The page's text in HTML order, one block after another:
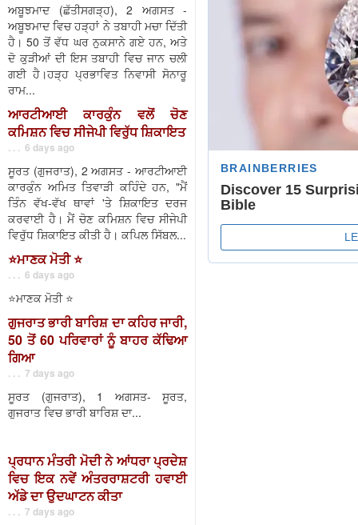
ਅਬੂਝਮਾਦ (ਛੱਤੀਸਗੜ੍ਹ), 2 ਅਗਸਤ -
ਅਬੂਝਮਾਦ ਵਿਚ ਹੜ੍ਹਾਂ ਨੇ ਤਬਾਹੀ ਮਚਾ ਦਿੱਤੀ
ਹੈ। 50 ਤੋਂ ਵੱਧ ਘਰ ਨੁਕਸਾਨੇ ਗਏ ਹਨ, ਅਤੇ
ਦੋ ਕੁੜੀਆਂ ਦੀ ਇਸ ਤਬਾਹੀ ਵਿਚ ਜਾਨ ਚਲੀ
ਗਈ ਹੈ।ਹੜ੍ਹ ਪ੍ਰਭਾਵਿਤ ਨਿਵਾਸੀ ਸੋਨਾਰੂ
ਰਾਮ...
ਆਰਟੀਆਈ ਕਾਰਕੁੰਨ ਵਲੋਂ ਚੋਣ
ਕਮਿਸ਼ਨ ਵਿਚ ਸੀਜੇਪੀ ਵਿਰੁੱਧ ਸ਼ਿਕਾਇਤ
. . . 6 days ago
ਸੂਰਤ (ਗੁਜਰਾਤ), 2 ਅਗਸਤ - ਆਰਟੀਆਈ
ਕਾਰਕੁੰਨ ਅਮਿਤ ਤਿਵਾੜੀ ਕਹਿੰਦੇ ਹਨ, "ਮੈਂ
ਤਿੰਨ ਵੱਖ-ਵੱਖ ਥਾਵਾਂ 'ਤੇ ਸ਼ਿਕਾਇਤ ਦਰਜ
ਕਰਵਾਈ ਹੈ। ਮੈਂ ਚੋਣ ਕਮਿਸ਼ਨ ਵਿਚ ਸੀਜੇਪੀ
ਵਿਰੁੱਧ ਸ਼ਿਕਾਇਤ ਕੀਤੀ ਹੈ। ਕਪਿਲ ਸਿੱਬਲ...
⭐️ਮਾਣਕ ਮੋਤੀ ⭐️
. . . 6 days ago
⭐️ਮਾਣਕ ਮੋਤੀ ⭐️
ਗੁਜਰਾਤ ਭਾਰੀ ਬਾਰਿਸ਼ ਦਾ ਕਹਿਰ ਜਾਰੀ,
50 ਤੋਂ 60 ਪਰਿਵਾਰਾਂ ਨੂੰ ਬਾਹਰ ਕੱਢਿਆ
ਗਿਆ
. . . 7 days ago
ਸੂਰਤ (ਗੁਜਰਾਤ), 1 ਅਗਸਤ- ਸੂਰਤ,
ਗੁਜਰਾਤ ਵਿਚ ਭਾਰੀ ਬਾਰਿਸ਼ ਦਾ...
ਪ੍ਰਧਾਨ ਮੰਤਰੀ ਮੋਦੀ ਨੇ ਆਂਧਰਾ ਪ੍ਰਦੇਸ਼
ਵਿਚ ਇਕ ਨਵੇਂ ਅੰਤਰਰਾਸ਼ਟਰੀ ਹਵਾਈ
ਅੱਡੇ ਦਾ ਉਦਘਾਟਨ ਕੀਤਾ
. . . 7 days ago